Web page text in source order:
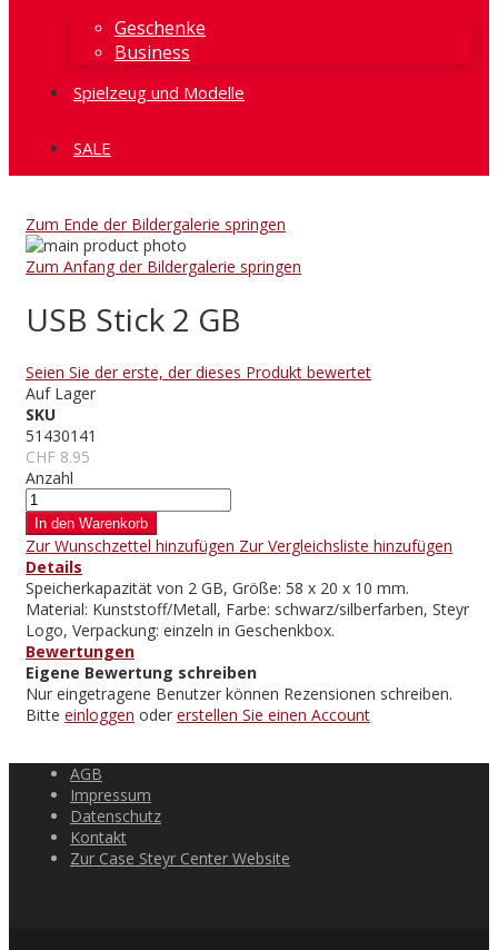
Geschenke
Business
Spielzeug und Modelle
SALE
Zum Ende der Bildergalerie springen
Zum Anfang der Bildergalerie springen
USB Stick 2 GB
Seien Sie der erste, der dieses Produkt bewertet
Auf Lager
SKU
51430141
CHF 8.95
Anzahl
In den Warenkorb
Zur Wunschzettel hinzufügen Zur Vergleichsliste hinzufügen
Details
Speicherkapazität von 2 GB, Größe: 58 x 20 x 10 mm.
Material: Kunststoff/Metall, Farbe: schwarz/silberfarben, Steyr
Logo, Verpackung: einzeln in Geschenkbox.
Bewertungen
Eigene Bewertung schreiben
Nur eingetragene Benutzer können Rezensionen schreiben.
Bitte einloggen oder erstellen Sie einen Account
AGB
Impressum
Datenschutz
Kontakt
Zur Case Steyr Center Website